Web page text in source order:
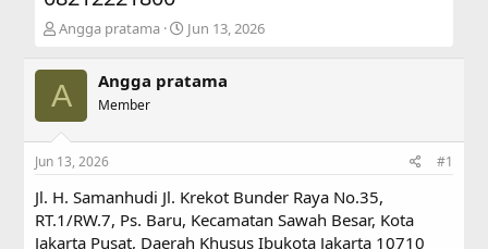
T
r
e
a
d
t
r
t
e
Angga pratama
S
r
a
Jun 13, 2026
A Angga pratama
Member
Jun 13, 2026 #1
Jl. H. Samanhudi Jl. Krekot Bunder Raya No.35,
RT.1/RW.7, Ps. Baru, Kecamatan Sawah Besar, Kota
Jakarta Pusat, Daerah Khusus Ibukota Jakarta 10710